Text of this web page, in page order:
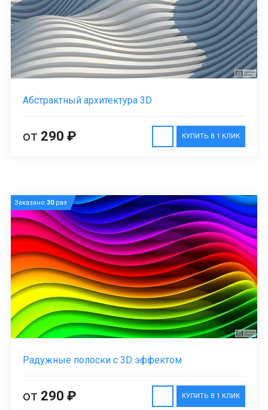
Абстрактный архитектура 3D
КУПИТЬ В 1 КЛИК
от 290 ₽
Заказано 30раз
Радужные полоски с 3D эффектом
КУПИТЬ В 1 КЛИК
от 290 ₽